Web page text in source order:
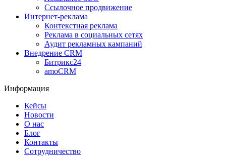
Ссылочное продвижение
Интернет-реклама
Контекстная реклама
Реклама в социальных сетях
Аудит рекламных кампаний
Внедрение CRM
Битрикс24
amoCRM
Информация
Кейсы
Новости
О нас
Блог
Контакты
Сотрудничество